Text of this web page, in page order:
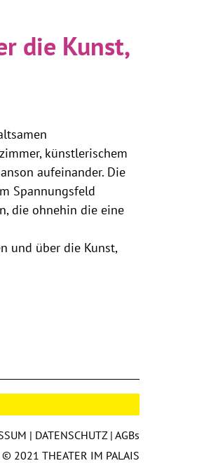
die Kunst,
künstlerischem
aufeinander. Die
Spannungsfeld
die ohnehin die eine
und über die Kunst,
| DATENSCHUTZ|AGBs
© 2021 THEATER IM PALAIS